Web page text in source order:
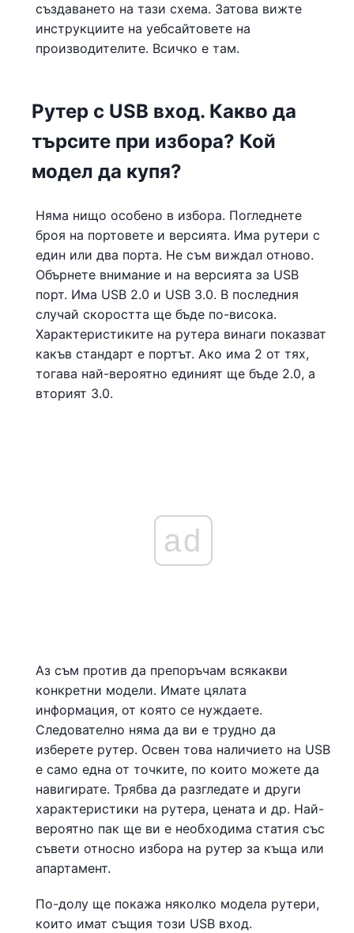
създаването на тази схема. Затова вижте
инструкциите на уебсайтовете на
производителите. Всичко е там.
Рутер с USB вход. Какво да
търсите при избора? Кой
модел да купя?
Няма нищо особено в избора. Погледнете
броя на портовете и версията. Има рутери с
един или два порта. Не съм виждал отново.
Обърнете внимание и на версията за USB
порт. Има USB 2.0 и USB 3.0. В последния
случай скоростта ще бъде по-висока.
Характеристиките на рутера винаги показват
какъв стандарт е портът. Ако има 2 от тях,
тогава най-вероятно единият ще бъде 2.0, а
вторият 3.0.
ad
Аз съм против да препоръчам всякакви
конкретни модели. Имате цялата
информация, от която се нуждаете.
Следователно няма да ви е трудно да
изберете рутер. Освен това наличието на USB
е само една от точките, по които можете да
навигирате. Трябва да разгледате и други
характеристики на рутера, цената и др. Най-
вероятно пак ще ви е необходима статия със
съвети относно избора на рутер за къща или
апартамент.
По-долу ще покажа няколко модела рутери,
които имат същия този USB вход.